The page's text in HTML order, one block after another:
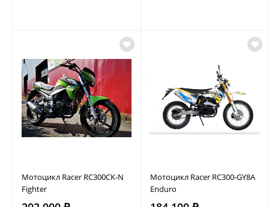
Мотоцикл Racer RC300CK-N
Fighter
Мотоцикл Racer RC300-GY8A
Enduro